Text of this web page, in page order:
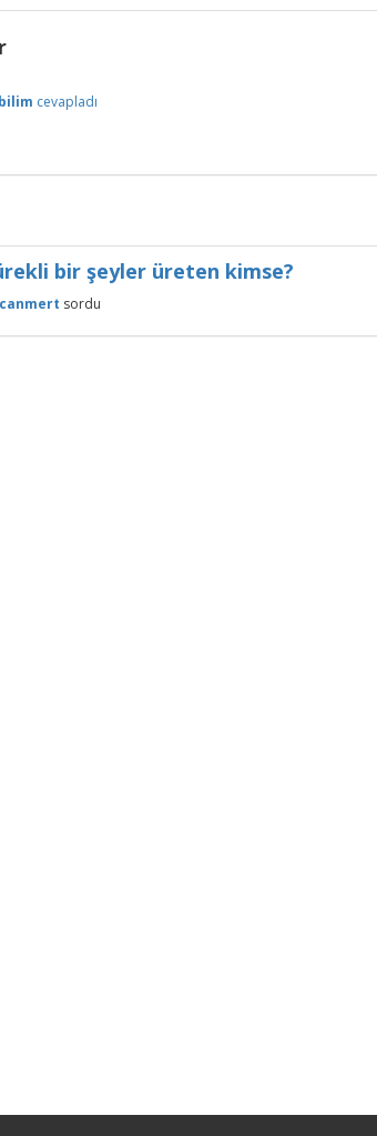
cevapladı
bir şeyler üreten kimse?
sordu